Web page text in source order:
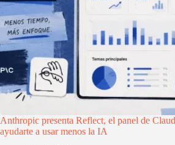
Anthropic presenta Reflect, el panel de
ayudarte a usar menos la IA